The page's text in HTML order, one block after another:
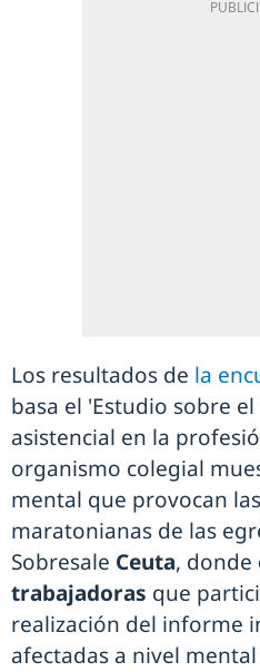
Los resultados de la
basa el 'Estudio sobre
asistencial en la
organismo colegial
mental que provocan
maratonianas de las
Sobresale Ceuta, donde
trabajadoras que
realización del informe
afectadas a nivel